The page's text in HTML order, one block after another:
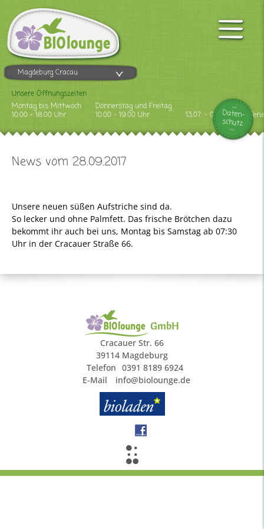
Magdeburg Cracau
Unsere Öffnungszeiten
Montag bis Mittwoch
10.00 - 18.00 Uhr
Donnerstag und Freitag
10.00 - 19.00 Uhr
13.07. - 09.08.2026
Daten-
schutz
News vom 28.09.2017
Unsere neuen süßen Aufstriche sind da.
So lecker und ohne Palmfett. Das frische Brötchen dazu
bekommt ihr auch bei uns, Montag bis Samstag ab 07:30
Uhr in der Cracauer Straße 66.
GmbH
Cracauer Str. 66
39114 Magdeburg
Telefon 0391 8189 6924
E-Mail
info@biolounge.de